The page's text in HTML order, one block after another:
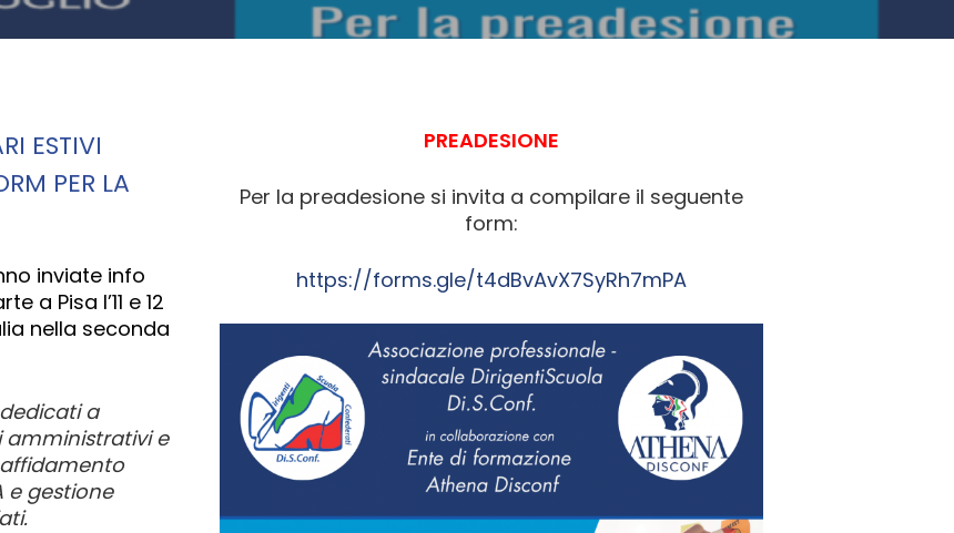
ESTIVI
PER LA
inviate info
a Pisa l’11 e 12
nella seconda
a
amministrativi e
e gestione
PREADESIONE
Per la preadesione si invita a compilare il seguente
form:
https://forms.gle/t4dBvAvX7SyRh7mPA